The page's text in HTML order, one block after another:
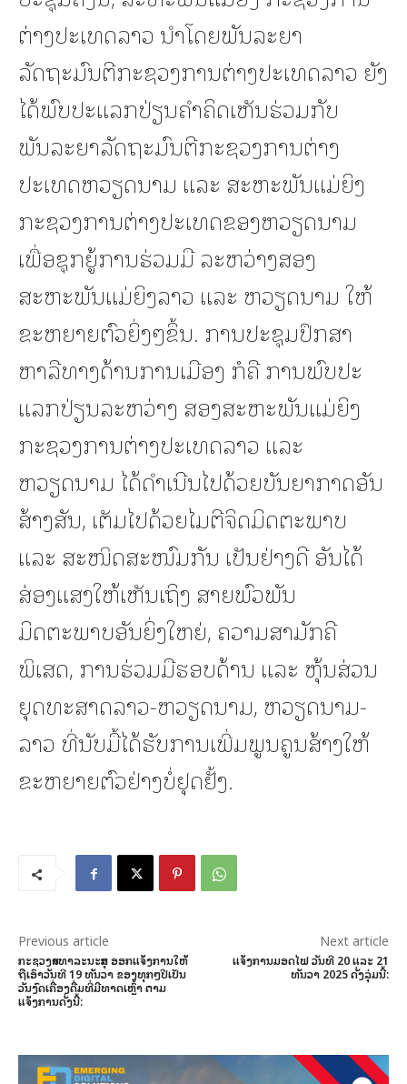
ຕ່າງປະເທດລາວ ນຳໂດຍພັນລະຍາ
ລັດຖະມົນຕີກະຊວງການຕ່າງປະເທດລາວ ຍັງ
ໄດ້ພົບປະແລກປ່ຽນຄຳຄິດເຫັນຮ່ວມກັບ
ພັນລະຍາລັດຖະມົນຕີກະຊວງການຕ່າງ
ປະເທດຫວຽດນາມ ແລະ ສະຫະພັນແມ່ຍິງ
ກະຊວງການຕ່າງປະເທດຂອງຫວຽດນາມ
ເພື່ອຊຸກຍູ້ການຮ່ວມມື ລະຫວ່າງສອງ
ສະຫະພັນແມ່ຍິງລາວ ແລະ ຫວຽດນາມ ໃຫ້
ຂະຫຍາຍຕົວຍິ່ງໆຂຶ້ນ. ການປະຊຸມປຶກສາ
ຫາລືທາງດ້ານການເມືອງ ກໍຄື ການພົບປະ
ແລກປ່ຽນລະຫວ່າງ ສອງສະຫະພັນແມ່ຍິງ
ກະຊວງການຕ່າງປະເທດລາວ ແລະ
ຫວຽດນາມ ໄດ້ດຳເນີນໄປດ້ວຍບັນຍາກາດອັນ
ສ້າງສັນ, ເຕັມໄປດ້ວຍໄມຕີຈິດມິດຕະພາບ
ແລະ ສະໜິດສະໜົມກັນ ເປັນຢ່າງດີ ອັນໄດ້
ສ່ອງແສງໃຫ້ເຫັນເຖິງ ສາຍພົວພັນ
ມິດຕະພາບອັນຍິ່ງໃຫຍ່, ຄວາມສາມັກຄີ
ພິເສດ, ການຮ່ວມມືຮອບດ້ານ ແລະ ຫຸ້ນສ່ວນ
ຍຸດທະສາດລາວ-ຫວຽດນາມ, ຫວຽດນາມ-
ລາວ ທີ່ນັບມື້ໄດ້ຮັບການເພີ່ມພູນຄູນສ້າງໃຫ້
ຂະຫຍາຍຕົວຢ່າງບໍ່ຢຸດຢັ້ງ.
Previous article
ກະຊວງສາທາລະນະສຸກ ອອກແຈ້ງການໃຫ້
ຖືເອົາວັນທີ 19 ທັນວາ ຂອງທຸກໆປີເປັນ
ວັນງົດເຄື່ອງດື່ມທີ່ມີທາດເຫຼົ້າ ຕາມ
ແຈ້ງການດັ່ງນີ້:
Next article
ແຈ້ງການມອດໄຟ ວັນທີ 20 ແລະ 21
ທັນວາ 2025 ດັ່ງລຸ່ມນີ້: